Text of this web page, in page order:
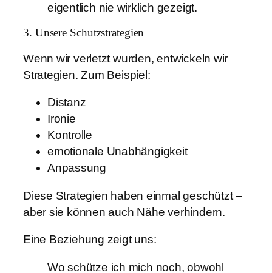
eigentlich nie wirklich gezeigt.
3. Unsere Schutzstrategien
Wenn wir verletzt wurden, entwickeln wir
Strategien. Zum Beispiel:
Distanz
Ironie
Kontrolle
emotionale Unabhängigkeit
Anpassung
Diese Strategien haben einmal geschützt –
aber sie können auch Nähe verhindern.
Eine Beziehung zeigt uns:
Wo schütze ich mich noch, obwohl